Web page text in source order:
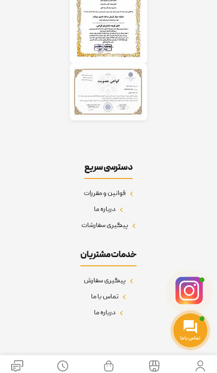
دسترسی سریع
قوانین و مقررات
درباره ما
پیگیری سفارشات
خدمات مشتریان
پیگیری سفارش
تماس با ما
درباره ما
نمادهای اعتماد
تماس با ما